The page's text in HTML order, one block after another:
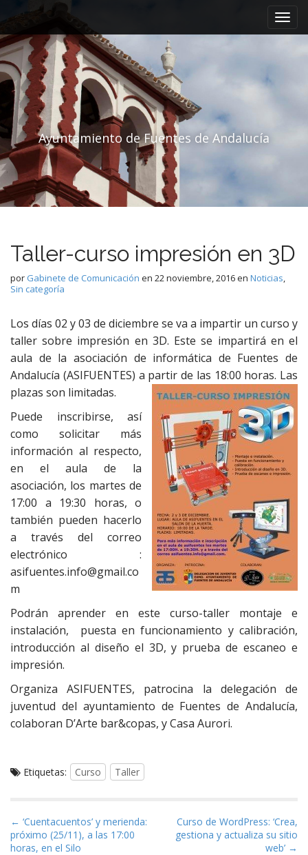
Menú principal
Saltar al contenido
Ayuntamiento de Fuentes de Andalucía
Taller-curso impresión en 3D
por Gabinete de Comunicación en 22 noviembre, 2016en Noticias,
Sin categoría
Los días 02 y 03 de diciembre se va a impartir un curso y
taller sobre impresión en 3D. Este se impartirá en el
aula de la asociación de informática de Fuentes de
Andalucía (ASIFUENTES) a partir de las 18:00 horas. Las
plazas son limitadas.
Puede inscribirse, así
como solicitar más
información al respecto,
en el aula de la
asociación, los martes de
17:00 a 19:30 horas, o
también pueden hacerlo
a través del correo
electrónico :
asifuentes.info@gmail.co
m
Podrán aprender en este curso-taller montaje e
instalación, puesta en funcionamiento y calibración,
introducción al diseño el 3D, y prueba de escaneo e
impresión.
Organiza ASIFUENTES, patrocina la delegación de
juventud del ayuntamiento de Fuentes de Andalucía,
colaboran D’Arte bar&copas, y Casa Aurori.
Etiquetas: Curso Taller
Navegación de entradas
← ‘Cuentacuentos’ y merienda:
próximo (25/11), a las 17:00
horas, en el Silo
Curso de WordPress: ‘Crea,
gestiona y actualiza su sitio
web’ →